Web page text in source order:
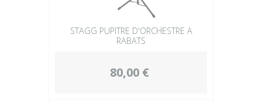
STAGG PUPITRE D'ORCHESTRE A
RABATS
80,00 €